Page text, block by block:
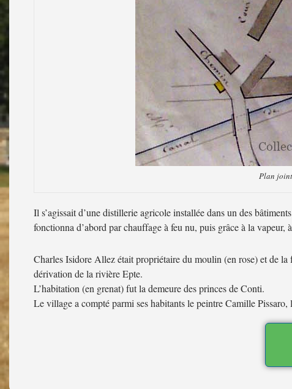
Plan
Il s’agissait d’une distillerie agricole installée dans un des
fonctionna d’abord par chauffage à feu nu, puis grâce à la
Charles Isidore Allez était propriétaire du moulin (en rose) et de
dérivation de la rivière Epte.
L’habitation (en grenat) fut la demeure des princes de Conti.
Le village a compté parmi ses habitants le peintre Camille